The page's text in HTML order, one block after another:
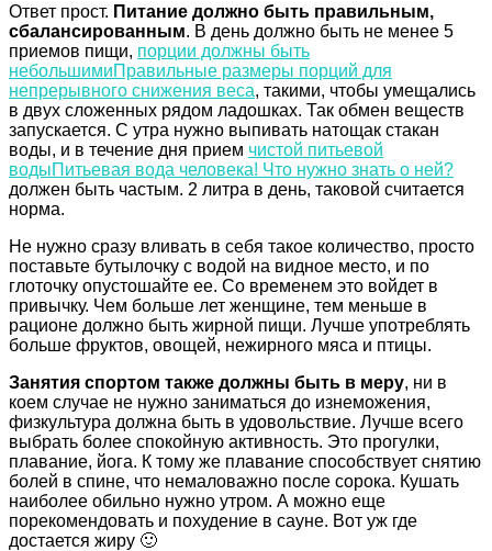
Ответ прост. Питание должно быть правильным,
сбалансированным. В день должно быть не менее 5
приемов пищи, порции должны быть
небольшимиПравильные размеры порций для
непрерывного снижения веса, такими, чтобы умещались
в двух сложенных рядом ладошках. Так обмен веществ
запускается. С утра нужно выпивать натощак стакан
воды, и в течение дня прием чистой питьевой
водыПитьевая вода человека! Что нужно знать о ней?
должен быть частым. 2 литра в день, таковой считается
норма.
Не нужно сразу вливать в себя такое количество, просто
поставьте бутылочку с водой на видное место, и по
глоточку опустошайте ее. Со временем это войдет в
привычку. Чем больше лет женщине, тем меньше в
рационе должно быть жирной пищи. Лучше употреблять
больше фруктов, овощей, нежирного мяса и птицы.
Занятия спортом также должны быть в меру, ни в
коем случае не нужно заниматься до изнеможения,
физкультура должна быть в удовольствие. Лучше всего
выбрать более спокойную активность. Это прогулки,
плавание, йога. К тому же плавание способствует снятию
болей в спине, что немаловажно после сорока. Кушать
наиболее обильно нужно утром. А можно еще
порекомендовать и похудение в сауне. Вот уж где
достается жиру 🙂